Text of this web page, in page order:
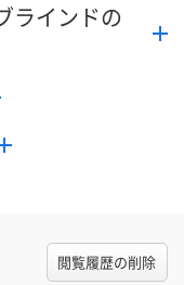
ラインドの
閲覧履歴の削除